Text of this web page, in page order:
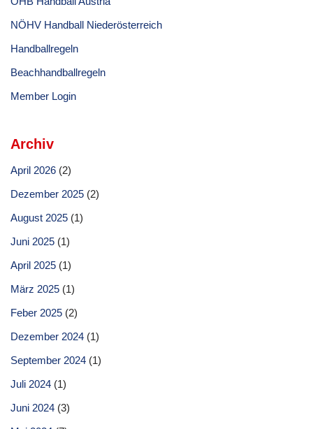
NÖHV Handball Niederösterreich
Handballregeln
Beachhandballregeln
Member Login
Archiv
April 2026 (2)
Dezember 2025 (2)
August 2025 (1)
Juni 2025 (1)
April 2025 (1)
März 2025 (1)
Feber 2025 (2)
Dezember 2024 (1)
September 2024 (1)
Juli 2024 (1)
Juni 2024 (3)